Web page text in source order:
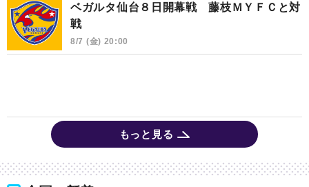
ベガルタ仙台８日開幕戦 藤枝ＭＹＦＣと対
戦
8/7 (金) 20:00
もっと見る